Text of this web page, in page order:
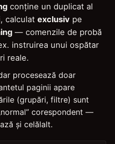
conține un duplicat al
calculat exclusiv pe
— comenzile de probă
instruirea unui ospătar
reale.
procesează doar
paginii apare
(grupări, filtre) sunt
corespondent —
și celălalt.